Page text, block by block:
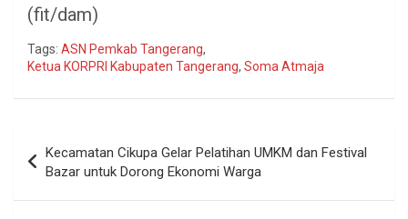
(fit/dam)
Tags: ASN Pemkab Tangerang,
Ketua KORPRI Kabupaten Tangerang, Soma Atmaja
pos
Kecamatan Cikupa Gelar Pelatihan UMKM dan Festival
Bazar untuk Dorong Ekonomi Warga